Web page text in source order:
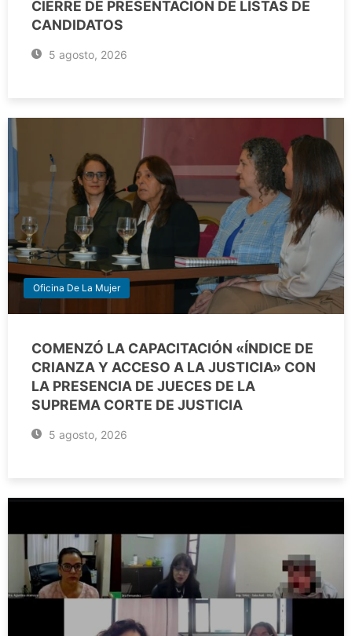
CIERRE DE PRESENTACIÓN DE LISTAS DE
CANDIDATOS
5 agosto, 2026
Oficina De La Mujer
COMENZÓ LA CAPACITACIÓN «ÍNDICE DE
CRIANZA Y ACCESO A LA JUSTICIA» CON
LA PRESENCIA DE JUECES DE LA
SUPREMA CORTE DE JUSTICIA
5 agosto, 2026